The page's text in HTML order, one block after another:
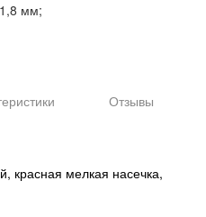
1,8 мм;
Отзывы
красная мелкая насечка,